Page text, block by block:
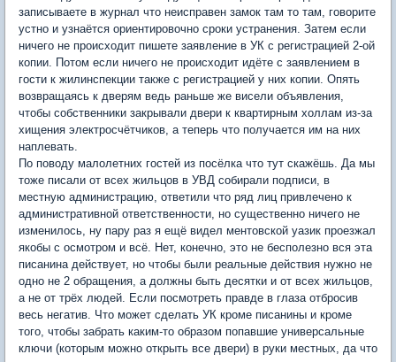
записываете в журнал что неисправен замок там то там, говорите
устно и узнаётся ориентировочно сроки устранения. Затем если
ничего не происходит пишете заявление в УК с регистрацией 2-ой
копии. Потом если ничего не происходит идёте с заявлением в
гости к жилинспекции также с регистрацией у них копии. Опять
возвращаясь к дверям ведь раньше же висели объявления,
чтобы собственники закрывали двери к квартирным холлам из-за
хищения электросчётчиков, а теперь что получается им на них
наплевать.
По поводу малолетних гостей из посёлка что тут скажёшь. Да мы
тоже писали от всех жильцов в УВД собирали подписи, в
местную администрацию, ответили что ряд лиц привлечено к
административной ответственности, но существенно ничего не
изменилось, ну пару раз я ещё видел ментовской уазик проезжал
якобы с осмотром и всё. Нет, конечно, это не бесполезно вся эта
писанина действует, но чтобы были реальные действия нужно не
одно не 2 обращения, а должны быть десятки и от всех жильцов,
а не от трёх людей. Если посмотреть правде в глаза отбросив
весь негатив. Что может сделать УК кроме писанины и кроме
того, чтобы забрать каким-то образом попавшие универсальные
ключи (которым можно открыть все двери) в руки местных, да что